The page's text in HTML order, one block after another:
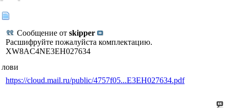
Сообщение от skipper
Расшифруйте пожалуйста комплектацию.
XW8AC4NE3EH027634
лови
https://cloud.mail.ru/public/4757f05...E3EH027634.pdf